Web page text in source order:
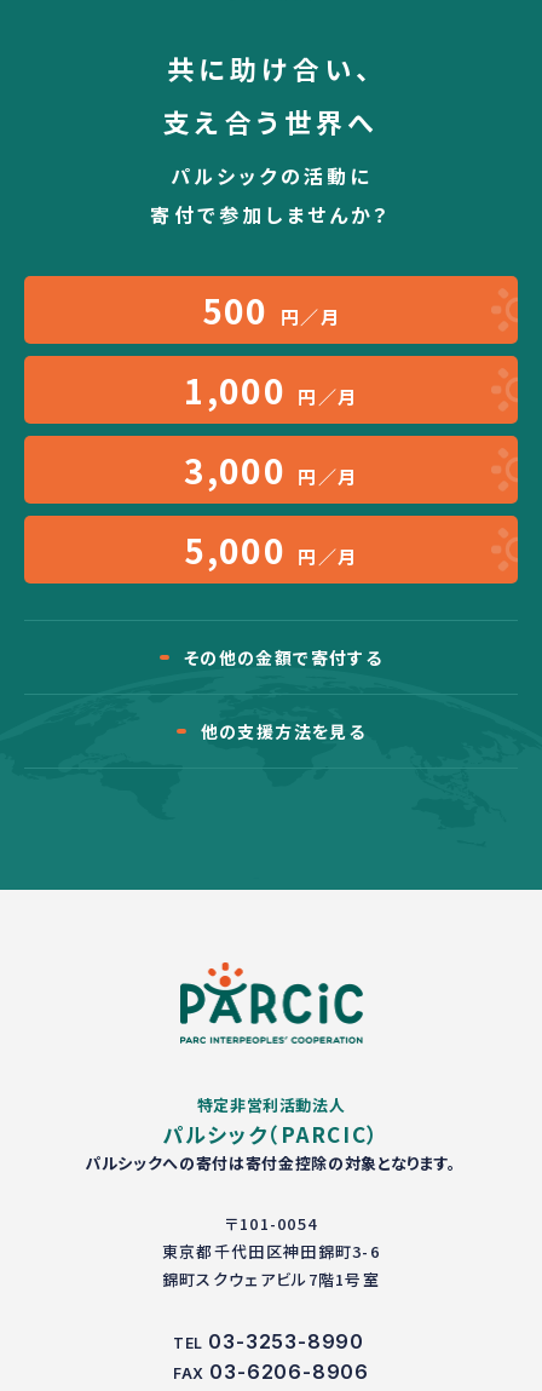
共に助け合い、
支え合う世界へ
パルシックの活動に
寄付で参加しませんか？
500 円／月
1,000 円／月
3,000 円／月
5,000 円／月
その他の金額で寄付する
他の支援方法を見る
特定非営利活動法人
パルシック（PARCIC）
パルシックへの寄付は寄付金控除の対象となります。
〒101-0054
東京都千代田区神田錦町3-6
錦町スクウェアビル7階1号室
TEL 03-3253-8990
FAX 03-6206-8906